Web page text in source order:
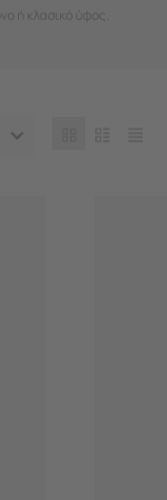
ή κλασικό ύφος.